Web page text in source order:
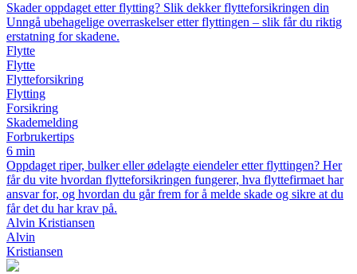
Skader oppdaget etter flytting? Slik dekker flytteforsikringen din
Unngå ubehagelige overraskelser etter flyttingen – slik får du riktig
erstatning for skadene.
Flytte
Flytte
Flytteforsikring
Flytting
Forsikring
Skademelding
Forbrukertips
6 min
Oppdaget riper, bulker eller ødelagte eiendeler etter flyttingen? Her
får du vite hvordan flytteforsikringen fungerer, hva flyttefirmaet har
ansvar for, og hvordan du går frem for å melde skade og sikre at du
får det du har krav på.
Alvin Kristiansen
Alvin
Kristiansen